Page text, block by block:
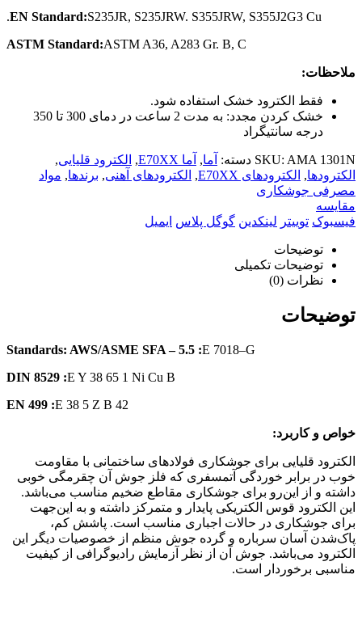
EN Standard:S235JR, S235JRW. S355JRW, S355J2G3 Cu.
ASTM Standard:ASTM A36, A283 Gr. B, C
ملاحظات:
فقط الکترود خشک استفاده شود.
خشک کردن مجدد: به مدت 2 ساعت در دمای 300 تا 350
درجه سانتیگراد
SKU: AMA 1301N دسته: آما, آما E70XX , الکترود قلیایی,
الکترودها, الکترود‌های E70XX , الکترود‌های آهنی, برندها, مواد
مصرفی جوشکاری
مقایسه
فیسبوک توییتر لینکدین گوگل پلاس ایمیل
توضیحات
توضیحات تکمیلی
نظرات (0)
توضیحات
Standards: AWS/ASME SFA – 5.5 :E 7018–G
DIN 8529 :E Y 38 65 1 Ni Cu B
EN 499 :E 38 5 Z B 42
خواص و کاربرد:
الکترود قلیایی برای جوشکاری فولادهای ساختمانی با مقاومت
خوب در برابر خوردگی آتمسفری که فلز جوش آن چقرمگی خوبی
داشته و از این‌رو برای جوشکاری مقاطع ضخیم مناسب می‌باشد.
این الکترود قوس الکتریکی پایدار و متمرکز داشته و به این‌جهت
برای جوشکاری در حالات اجباری مناسب است. پاشش کم،
پاک‌شدن آسان سرباره و گرده جوش منظم از خصوصیات دیگر این
الکترود می‌باشد. جوش آن از نظر آزمایش رادیوگرافی از کیفیت
مناسبی برخوردار است.